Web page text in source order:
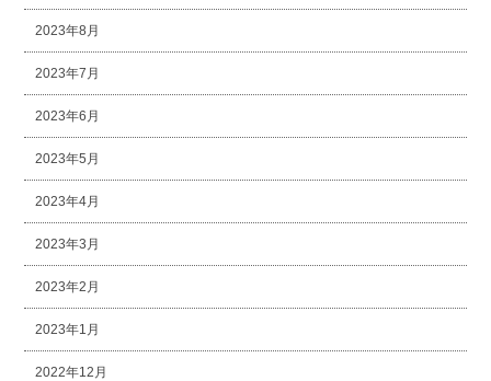
2023年8月
2023年7月
2023年6月
2023年5月
2023年4月
2023年3月
2023年2月
2023年1月
2022年12月